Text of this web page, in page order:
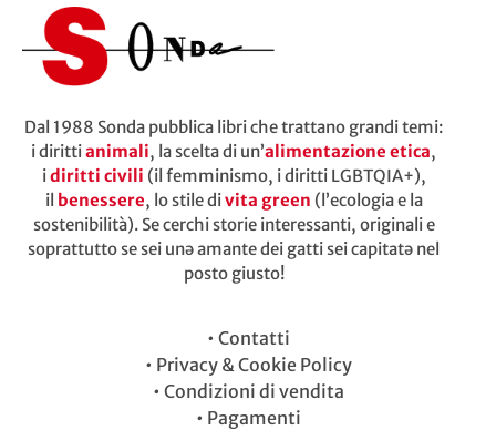
Dal 1988 Sonda pubblica libri che trattano grandi temi:
i dirittianimali, la scelta di un’alimentazione etica,
idiritti civili (il femminismo, i diritti LGBTQIA+),
il benessere, lo stile divita green (l’ecologia e la
sostenibilità). Se cerchi storie interessanti, originali e
soprattutto se sei unə amante dei gatti sei capitatə nel
posto giusto!
• Contatti
• Privacy & Cookie Policy
• Condizioni di vendita
• Pagamenti